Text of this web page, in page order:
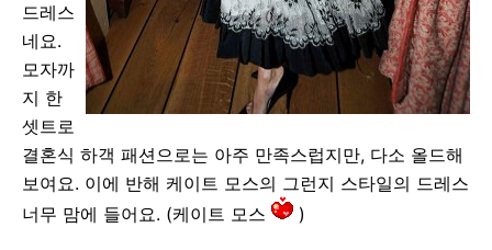
드레스
네요.
모자까
지 한
셋트로
결혼식 하객 패션으로는 아주 만족스럽지만, 다소 올드해
보여요. 이에 반해 케이트 모스의 그런지 스타일의 드레스
너무 맘에 들어요. (케이트 모스
)